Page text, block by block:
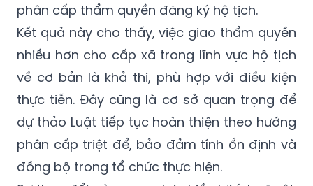
phân cấp thẩm quyền đăng ký hộ tịch.
Kết quả này cho thấy, việc giao thẩm quyền
nhiều hơn cho cấp xã trong lĩnh vực hộ tịch
về cơ bản là khả thi, phù hợp với điều kiện
thực tiễn. Đây cũng là cơ sở quan trọng để
dự thảo Luật tiếp tục hoàn thiện theo hướng
phân cấp triệt để, bảo đảm tính ổn định và
đồng bộ trong tổ chức thực hiện.